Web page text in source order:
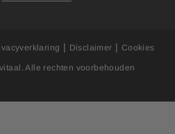
. Alle rechten voorbehouden
| Disclaimer | Cookies